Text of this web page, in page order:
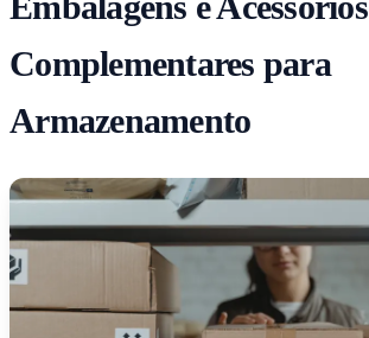
Complementares para
Armazenamento